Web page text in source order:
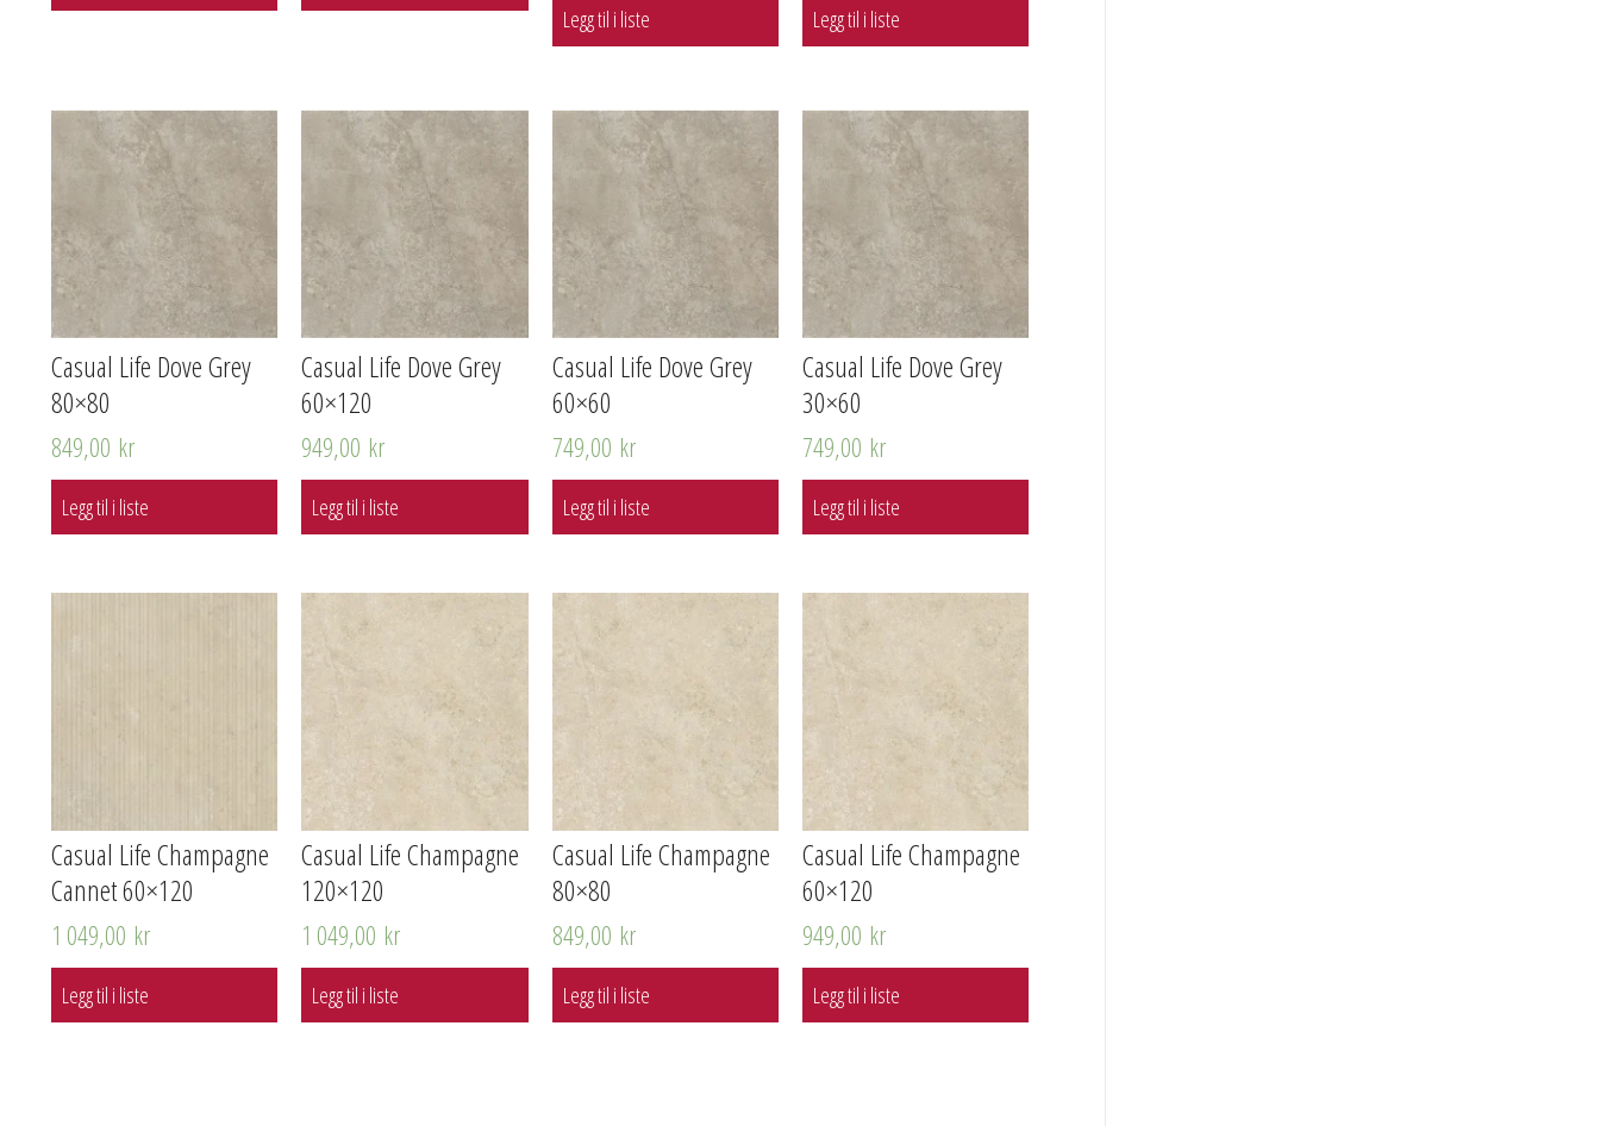
Legg til i liste Legg til i liste
Casual Life Dove Grey
80×80
849,00 kr
Legg til i liste
Casual Life Dove Grey
60×120
949,00 kr
Legg til i liste
Casual Life Dove Grey
60×60
749,00 kr
Legg til i liste
Casual Life Dove Grey
30×60
749,00 kr
Legg til i liste
Casual Life Champagne
Cannet 60×120
1 049,00 kr
Legg til i liste
Casual Life Champagne
120×120
1 049,00 kr
Legg til i liste
Casual Life Champagne
80×80
849,00 kr
Legg til i liste
Casual Life Champagne
60×120
949,00 kr
Legg til i liste